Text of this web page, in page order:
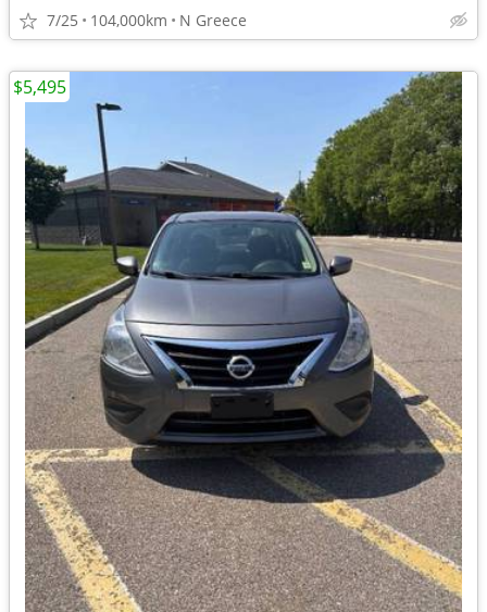
7/25 104,000km N Greece
$5,495